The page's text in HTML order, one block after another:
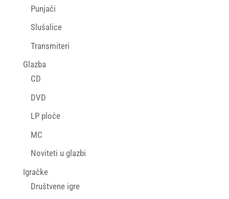
Punjači
Slušalice
Transmiteri
Glazba
CD
DVD
LP ploče
MC
Noviteti u glazbi
Igračke
Društvene igre